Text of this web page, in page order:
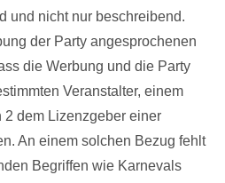
und nicht nur beschreibend.
der Party angesprochenen
die Werbung und die Party
Veranstalter, einem
2 dem Lizenzgeber einer
An einem solchen Bezug fehlt
Begriffen wie Karnevals